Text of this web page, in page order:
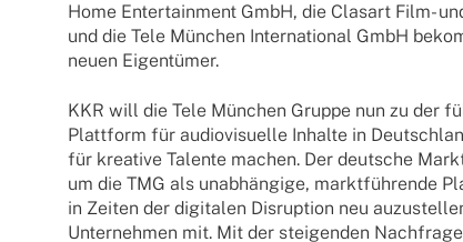
Home Enter­tain­ment GmbH, die Clas­art Film-
und die Tele München Inter­na­tio­nal GmbH
neuen Eigentümer.
KKR will die Tele München Gruppe nun zu der
Platt­form für audio­vi­su­elle Inhalte in
für krea­tive Talente machen. Der deut­sche
um die TMG als unab­hän­gige, markt­füh­rende
in Zeiten der digi­ta­len Disrup­tion neu
Unter­­neh­­men mit. Mit der stei­gen­den